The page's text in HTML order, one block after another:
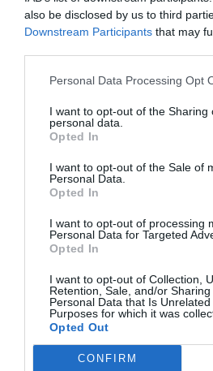
also be disclosed by us to third
Downstream Participants that may
Personal Data Processing Opt
I want to opt-out of the Sharing
personal data.
Opted In
I want to opt-out of the Sale of
Personal Data.
Opted In
I want to opt-out of processing
Personal Data for Targeted
Opted In
I want to opt-out of Collection,
Retention, Sale, and/or
Personal Data that Is
Purposes for which it was
Opted Out
CONFIRM
Nyolc gyors kvíz
fejtörő nélkül
Brutál nehéz nyolc
Nyolc kvízkérdés: Van
az érdekes quizt